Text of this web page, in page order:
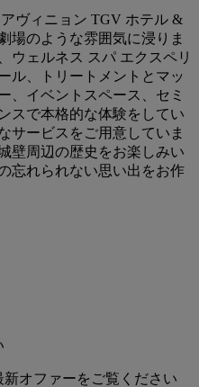
ヴィニョン TGV ホテル &
場のような雰囲気に浸りま
ウェルネス スパ エクスペリ
ル、トリートメントとマッ
、イベントスペース、セミ
スで本格的な体験をしてい
サービスをご用意していま
壁周辺の歴史をお楽しみい
忘れられない思い出をお作
オファーをご覧ください